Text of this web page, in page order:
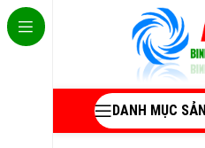
DANH MỤC